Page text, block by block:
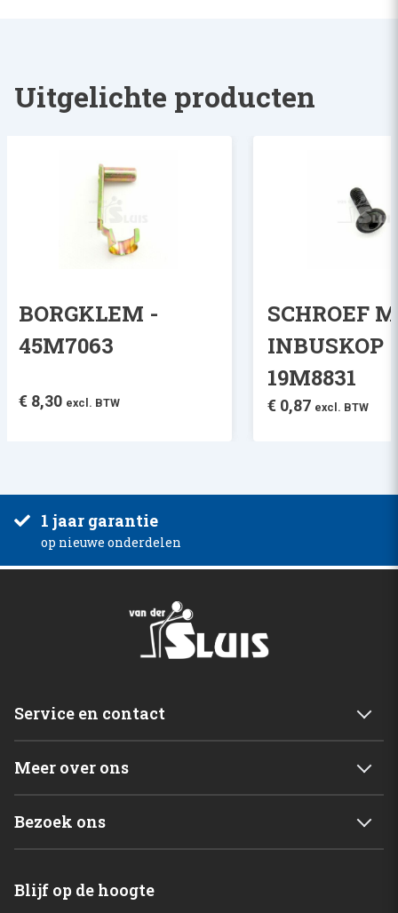
Uitgelichte producten
BORGKLEM -
45M7063
€ 8,30 excl. BTW
SCHROEF
INBUSKOP -
19M8831
€ 0,87 excl. BTW
1 jaar garantie
op nieuwe onderdelen
Service en contact
Meer over ons
Shop
Bezoek ons
C. de Vriesweg 3 - 5
Blijf op de hoogte